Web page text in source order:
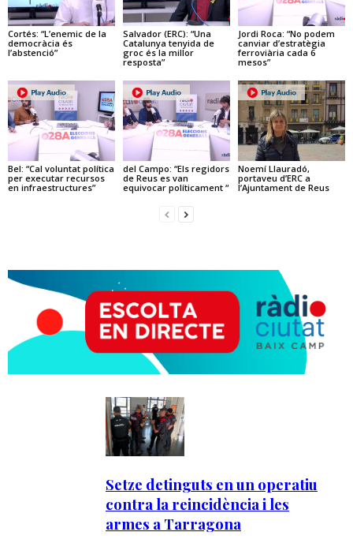
Cortés: “L’enemic de la
democràcia és
l’abstenció”
Salvador (ERC): “Una
Catalunya tenyida de
groc és la millor
resposta”
Jordi Roca: “No podem
canviar d’estratègia
ferroviària cada 6
mesos”
Bel: “Cal voluntat política
per executar recursos
en infraestructures”
del Campo: “Els regidors
de Reus es van
equivocar políticament “
Noemí Llauradó,
portaveu d’ERC a
l’Ajuntament de Reus